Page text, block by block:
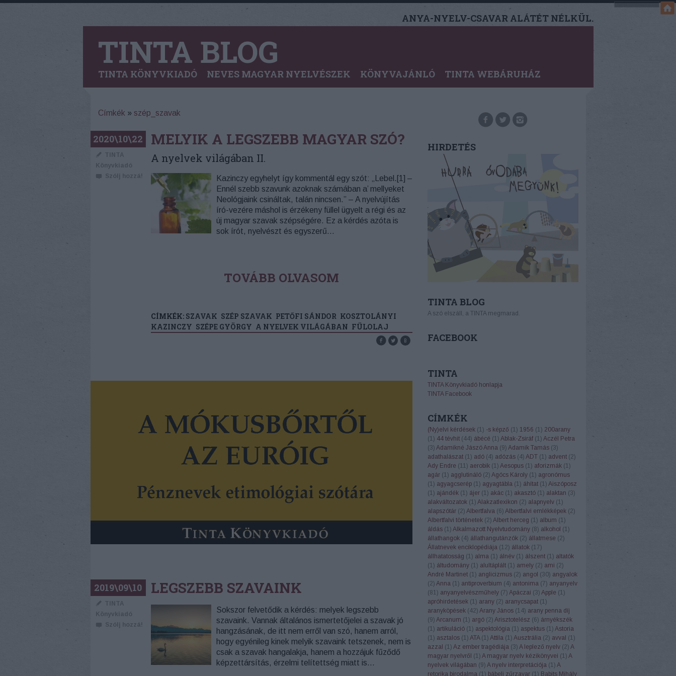
ANYA-NYELV-CSAVAR ALÁTÉT NÉLKÜL.
TINTA BLOG
TINTA KÖNYVKIADÓ NEVES MAGYAR NYELVÉSZEK KÖNYVAJÁNLÓ TINTA WEBÁRUHÁZ
Címkék » szép_szavak
2020\10\22
TINTA
Könyvkiadó
Szólj hozzá!
MELYIK A LEGSZEBB MAGYAR SZÓ?
A nyelvek világában II.
Kazinczy egyhelyt így kommentál egy szót: „Lebel.[1] –
Ennél szebb szavunk azoknak számában a’ mellyeket
Neológjaink csináltak, talán nincsen.” – A nyelvújítás
író-vezére máshol is érzékeny füllel ügyelt a régi és az
új magyar szavak szépségére. Ez a kérdés azóta is
sok írót, nyelvészt és egyszerű…
TOVÁBB OLVASOM
CÍMKÉK: SZAVAK SZÉP SZAVAK PETŐFI SÁNDOR KOSZTOLÁNYI
KAZINCZY SZÉPE GYÖRGY A NYELVEK VILÁGÁBAN FÜLOLAJ
2019\09\10
TINTA
Könyvkiadó
Szólj hozzá!
LEGSZEBB SZAVAINK
Sokszor felvetődik a kérdés: melyek legszebb
szavaink. Vannak általános ismertetőjelei a szavak jó
hangzásának, de itt nem erről van szó, hanem arról,
hogy egyénileg kinek melyik szavaink tetszenek, nem is
csak a szavak hangalakja, hanem a hozzájuk fűződő
képzettársítás, érzelmi telítettség miatt is…
HIRDETÉS
TINTA BLOG
A szó elszáll, a TINTA megmarad.
FACEBOOK
TINTA
TINTA Könyvkiadó honlapja
TINTA Facebook
CÍMKÉK
(Ny)elvi kérdések (1 ) -s képző (1 ) 1956 (1 ) 200arany
(1 ) 44 tévhit (44) ábécé (1 ) Ablak-Zsiráf (1 ) Aczél Petra
(3) Adamikné Jászó Anna (9) Adamik Tamás (3)
adathalászat (1 ) adó (4) adózás (4) ADT (1 ) advent (2)
Ady Endre (11 ) aerobik (1 ) Aesopus (1 ) aforizmák (1 )
agár (1 ) agglutináló (2) Agócs Károly (1 ) agronómus
(1 ) agyagcserép (1 ) agyagtábla (1 ) áhítat (1 ) Aiszóposz
(1 ) ajándék (1 ) ájer (1 ) akác (1 ) akasztó (1 ) alaktan (3)
alakváltozatok (1 ) Alakzatlexikon (2) alapnyelv (1 )
alapszótár (2) Albertfalva (6) Albertfalvi emlékképek (2)
Albertfalvi történetek (2) Albert herceg (1 ) album (1 )
áldás (1 ) Alkalmazott Nyelvtudomány (8) alkohol (1 )
állathangok (4) állathangutánzók (2) állatmese (2)
Állatnevek enciklopédiája (12) állatok (17)
állhatatosság (1 ) alma (1 ) álnév (1 ) álszent (1 ) altatók
(1 ) áltudomány (1 ) alultáplált (1 ) amely (2) ami (2)
André Martinet (1 ) anglicizmus (2) angol (30) angyalok
(2) Anna (1 ) antiproverbium (4) antonima (7) anyanyelv
(81 ) anyanyelvészműhely (7) Apáczai (3) Apple (1 )
apróhirdetések (1 ) arany (2) aranycsapat (1 )
aranyköpések (42) Arany János (14) arany penna díj
(9) Arcanum (1 ) argó (2) Arisztotelész (6) árnyékszék
(1 ) artikuláció (1 ) aspektológia (1 ) aspektus (1 ) Astoria
(1 ) asztalos (1 ) ATA (1 ) Attila (1 ) Ausztrália (2) avval (1 )
azzal (1 ) Az ember tragédiája (3) A leplező nyelv (2) A
magyar nyelvről (1 ) A magyar nyelv kézikönyvei (1 ) A
nyelvek világában (9) A nyelv interpretációja (1 ) A
retorika birodalma (1 ) bábeli zűrzavar (1 ) Babits Mihály